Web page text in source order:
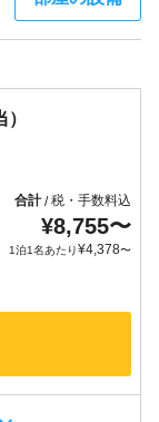
合計/税・手数料込
¥8,755〜
1泊1名あたり¥4,378〜